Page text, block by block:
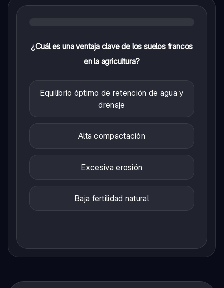
¿Cuál es una ventaja clave de los suelos francos
en la agricultura?
Equilibrio óptimo de retención de agua y
drenaje
Alta compactación
Excesiva erosión
Baja fertilidad natural